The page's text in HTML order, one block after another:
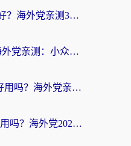
雷神手游和sixfast哪个好？海外党亲测3款回国加速器，教你选对不踩坑
穿梭和快喵好用吗？海外党亲测：小众加速器对比+番茄加速器深度体验
云极和Unblock Youku好用吗？海外党亲测+2026回国加速器避坑指南
ChickCN和海外回国好用吗？海外党2026亲测：从手游到影音，选对加速器的3个关键